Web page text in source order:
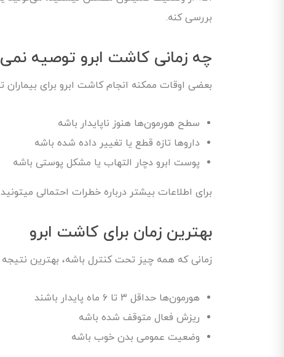
بررسی کنه.
چه زمانی کاشت ابرو توصیه
بعضی اوقات ممکنه انجام کاشت ابرو برای
سطح هورمون‌ها هنوز ناپایدار باشه
داروها تازه قطع یا تغییر داده شده باشه
پوست ابرو دچار التهاب یا مشکل پوستی باشه
برای اطلاعات بیشتر درباره خطرات احتمالی میتونید
بهترین زمان برای کاشت ابرو
زمانی که همه چیز تحت کنترل باشه، بهترین
هورمون‌ها حداقل ۳ تا ۶ ماه پایدار باشند
ریزش فعال متوقف شده باشه
وضعیت عمومی بدن خوب باشه